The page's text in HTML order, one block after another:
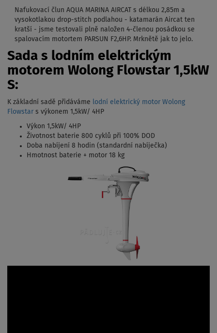
Nafukovací člun AQUA MARINA AIRCAT s délkou 2,85m a
vysokotlakou drop-stitch podlahou - katamarán Aircat ten
kratší - jsme testovali plně naložen 4-členou posádkou se
spalovacím motortem PARSUN F2,6HP. Mrknětě jak to jelo.
Sada s lodním elektrickým
motorem Wolong Flowstar 1,5kW
S:
K základní sadě přidáváme lodní elektrický motor Wolong
Flowstar s výkonem 1,5kW/ 4HP
Výkon 1,5kW/ 4HP
Životnost baterie 800 cyklů při 100% DOD
Doba nabíjení 8 hodin (standardní nabíječka)
Hmotnost baterie + motor 18 kg